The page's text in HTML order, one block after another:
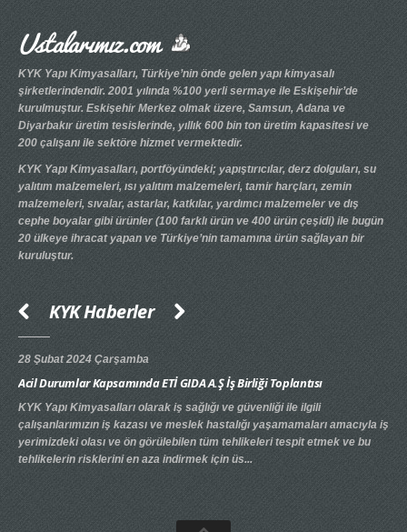
Ustalarımız.com
KYK Yapı Kimyasalları, Türkiye’nin önde gelen yapı kimyasalı
şirketlerindendir. 2001 yılında %100 yerli sermaye ile Eskişehir’de
kurulmuştur. Eskişehir Merkez olmak üzere, Samsun, Adana ve
Diyarbakır üretim tesislerinde, yıllık 600 bin ton üretim kapasitesi ve
200 çalışanı ile sektöre hizmet vermektedir.
KYK Yapı Kimyasalları, portföyündeki; yapıştırıcılar, derz dolguları, su
yalıtım malzemeleri, ısı yalıtım malzemeleri, tamir harçları, zemin
malzemeleri, sıvalar, astarlar, katkılar, yardımcı malzemeler ve dış
cephe boyalar gibi ürünler (100 farklı ürün ve 400 ürün çeşidi) ile bugün
20 ülkeye ihracat yapan ve Türkiye’nin tamamına ürün sağlayan bir
kuruluştur.
KYK Haberler
28 Şubat 2024 Çarşamba
Acil Durumlar Kapsamında ETİ GIDA A.Ş İş Birliği Toplantısı
KYK Yapı Kimyasalları olarak iş sağlığı ve güvenliği ile ilgili
çalışanlarımızın iş kazası ve meslek hastalığı yaşamamaları amacıyla iş
yerimizdeki olası ve ön görülebilen tüm tehlikeleri tespit etmek ve bu
tehlikelerin risklerini en aza indirmek için üs...